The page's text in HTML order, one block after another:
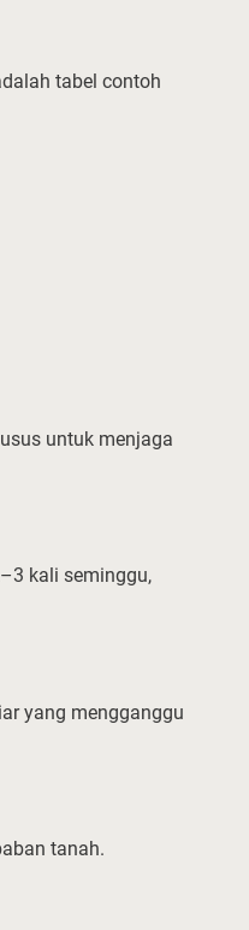
tabel contoh
untuk menjaga
kali seminggu,
yang mengganggu
tanah.